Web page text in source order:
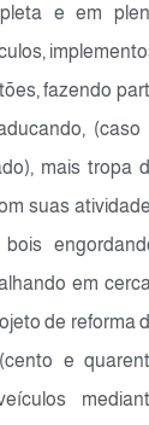
e em
fazendo
(caso
mais tropa
suas
em
de reforma
e